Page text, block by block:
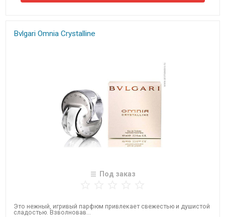
Bvlgari Omnia Crystalline
Под заказ
Это нежный, игривый парфюм привлекает свежестью и душистой
сладостью. Взволновав...